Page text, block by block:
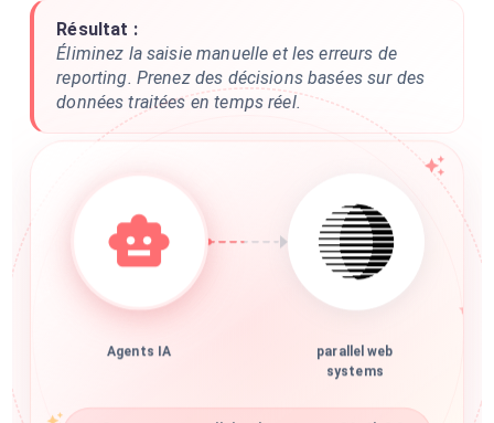
Résultat :
Éliminez la saisie manuelle et les erreurs de
reporting. Prenez des décisions basées sur des
données traitées en temps réel.
Agents IA
parallel web
systems